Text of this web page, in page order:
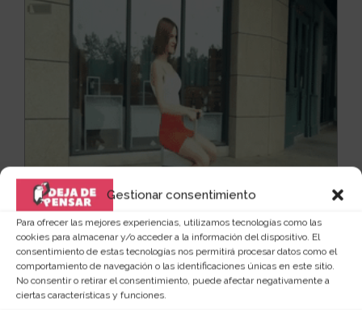
Gestionar consentimiento
Para ofrecer las mejores experiencias, utilizamos tecnologías como las
cookies para almacenar y/o acceder a la información del dispositivo. El
consentimiento de estas tecnologías nos permitirá procesar datos como el
comportamiento de navegación o las identificaciones únicas en este sitio.
No consentir o retirar el consentimiento, puede afectar negativamente a
ciertas características y funciones.
Maleta y scooter 2 en 1
Si eres de los que tienen la suerte de viajar mucho,
sabrás de sobra el rollo que es tener que estar...Leer
más